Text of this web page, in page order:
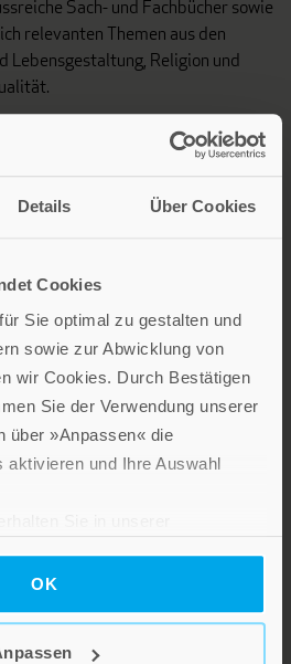
Details Über Cookies
Cookies
Sie optimal zu gestalten und
sowie zur Abwicklung von
wir Cookies. Durch Bestätigen
Sie der Verwendung unserer
über »Anpassen« die
aktivieren und Ihre Auswahl
OK
Sach- und Fachbücher sowie
relevanten Themen aus den
Lebensgestaltung, Religion und
Gestaltung: Persönliche
Inspirationen. Irische
zum Thema älter
zur Ermutigung, zu Trost